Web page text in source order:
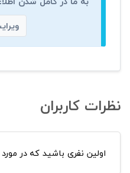
نظرات کاربران
اولین نفری باشید که در